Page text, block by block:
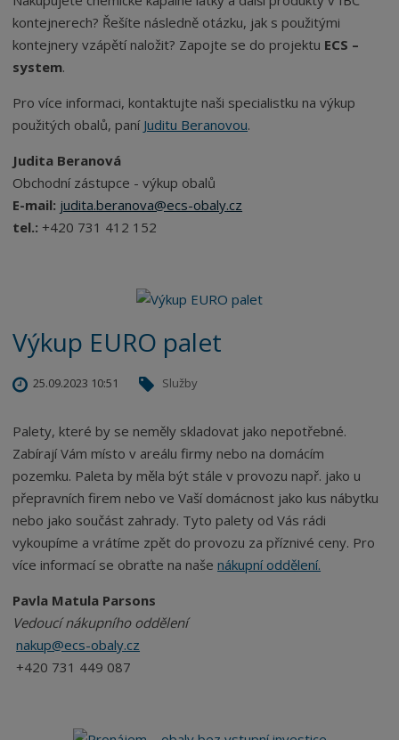
kontejnerech? Řešíte následně otázku, jak s použitými
kontejneryvzápětí naložit? Zapojte se do projektu ECS –
system.
Pro více informaci, kontaktujte naši specialistku na výkup
použitých obalů, paní Juditu Beranovou.
Judita Beranová
Obchodní zástupce - výkup obalů
E-mail: judita.beranova@ecs-obaly.cz
tel.: +420 731 412 152
Výkup EURO palet
25.09.2023 10:51 Služby
Palety, které by se neměly skladovat jako nepotřebné.
Zabírají Vám místo v areálu firmy nebo na domácím
pozemku. Paleta by měla být stále v provozu např. jako u
přepravních firem nebo ve Vaší domácnost jako kus nábytku
nebo jako součást zahrady. Tyto palety od Vás rádi
vykoupíme a vrátíme zpět do provozu za příznivé ceny. Pro
více informací se obraťte na našenákupní oddělení.
Pavla Matula Parsons
Vedoucí nákupního oddělení
nakup@ecs-obaly.cz
+420 731 449 087